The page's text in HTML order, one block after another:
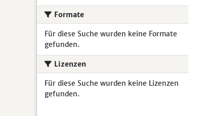
Formate
Für diese Suche wurden keine Formate
gefunden.
Lizenzen
Für diese Suche wurden keine Lizenzen
gefunden.